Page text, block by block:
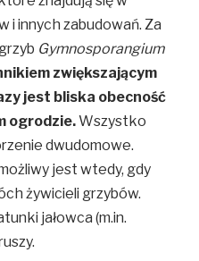
i innych zabudowań. Za
Gymnosporangium
zwiększającym
jest bliska obecność
ogrodzie.Wszystko
dwudomowe.
jest wtedy, gdy
żywicieli grzybów.
jałowca (m.in.